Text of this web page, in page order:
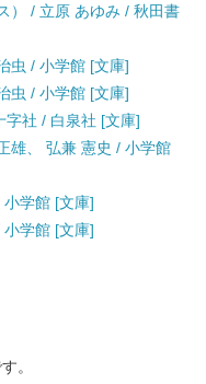
） / 立原 あゆみ / 秋田書
虫 / 小学館 [文庫]
虫 / 小学館 [文庫]
字社 / 白泉社 [文庫]
雄、 弘兼 憲史 / 小学館
学館 [文庫]
学館 [文庫]
。